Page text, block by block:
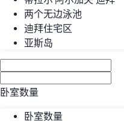
两个无边泳池
迪拜住宅区
亚斯岛
卧室数量
卧室数量